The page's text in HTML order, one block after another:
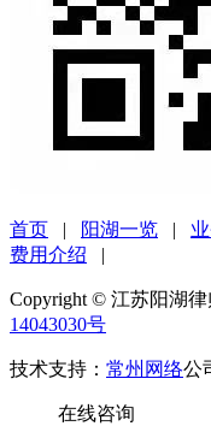
首页 | 阳湖一览 |
费用介绍 |
Copyright © 江苏阳湖律
14043030号
技术支持： 常州网络公
在线咨询